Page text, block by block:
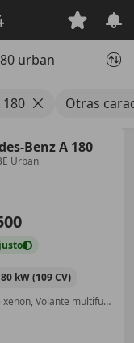
urban
Otras
Benz A 180
Urban
justo
80 kW (109 CV)
Elevalunas eléctrico, USB, Bluetooth, Faros de xenon, Volante multifunción, MP3, ESP, Isofix